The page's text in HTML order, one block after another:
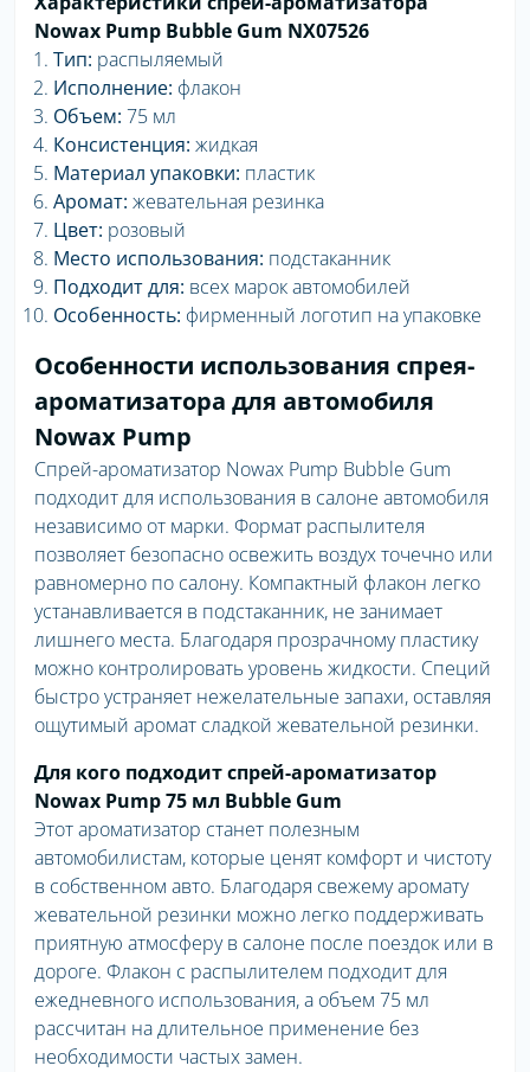
Nowax Pump Bubble Gum NX07526
Тип: распыляемый
Исполнение: флакон
Объем: 75 мл
Консистенция: жидкая
Материал упаковки: пластик
Аромат: жевательная резинка
Цвет: розовый
Место использования: подстаканник
Подходит для: всех марок автомобилей
Особенность: фирменный логотип на упаковке
Особенности использования спрея-
ароматизатора для автомобиля
Nowax Pump
Спрей-ароматизатор Nowax Pump Bubble Gum
подходит для использования в салоне автомобиля
независимо от марки. Формат распылителя
позволяет безопасно освежить воздух точечно или
равномерно по салону. Компактный флакон легко
устанавливается в подстаканник, не занимает
лишнего места. Благодаря прозрачному пластику
можно контролировать уровень жидкости. Специй
быстро устраняет нежелательные запахи, оставляя
ощутимый аромат сладкой жевательной резинки.
Для кого подходит спрей-ароматизатор
Nowax Pump 75 мл Bubble Gum
Этот ароматизатор станет полезным
автомобилистам, которые ценят комфорт и чистоту
в собственном авто. Благодаря свежему аромату
жевательной резинки можно легко поддерживать
приятную атмосферу в салоне после поездок или в
дороге. Флакон с распылителем подходит для
ежедневного использования, а объем 75 мл
рассчитан на длительное применение без
необходимости частых замен.